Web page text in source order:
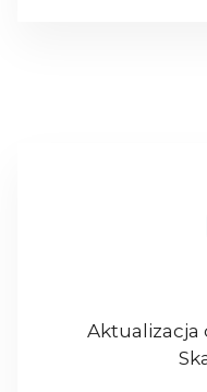
Aktualizacja